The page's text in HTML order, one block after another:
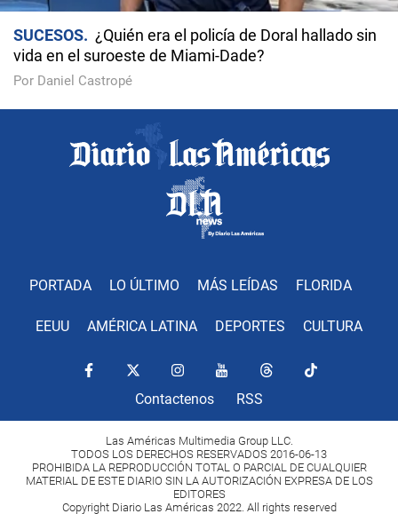
SUCESOS
¿Quién era el policía de Doral hallado sin
vida en el suroeste de Miami-Dade?
Por Daniel Castropé
PORTADA LO ÚLTIMO MÁS LEÍDAS FLORIDA
EEUU AMÉRICA LATINA DEPORTES CULTURA
Contactenos RSS
Las Américas Multimedia Group LLC.
TODOS LOS DERECHOS RESERVADOS 2016-06-13
PROHIBIDA LA REPRODUCCIÓN TOTAL O PARCIAL DE CUALQUIER
MATERIAL DE ESTE DIARIO SIN LA AUTORIZACIÓN EXPRESA DE LOS
EDITORES
Copyright Diario Las Américas 2022. All rights reserved